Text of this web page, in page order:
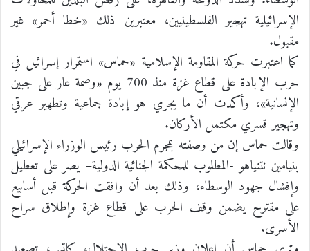
الإسرائيلية تهجير الفلسطينيين، معتبرين ذلك «خطا أحمر» غير
مقبول.
كما اعتبرت حركة المقاومة الإسلامية «حماس» استمرار إسرائيل في
حرب الإبادة على قطاع غزة منذ 700 يوم «وصمة عار على جبين
الإنسانية»، وأكدت أن ما يجري هو إبادة جماعية وتطهير عرقي
وتهجير قسري مكتمل الأركان.
وقالت حماس إن من وصفته بمجرم الحرب رئيس الوزراء الإسرائيلي
بنيامين نتنياهو -المطلوب للمحكمة الجنائية الدولية– يصر على تعطيل
وإفشال جهود الوسطاء، وذلك بعد أن وافقت الحركة قبل أسابيع
على مقترح يضمن وقف الحرب على قطاع غزة وإطلاق سراح
الأسرى.